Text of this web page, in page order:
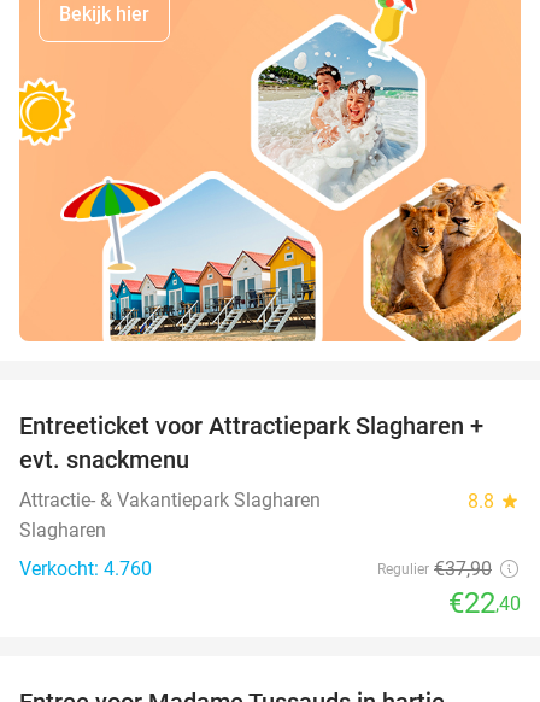
Bekijk hier
41%
Entreeticket voor Attractiepark Slagharen +
evt. snackmenu
Attractie- & Vakantiepark Slagharen 8.8 star
Slagharen
Verkocht: 4.760
Regulier €37,90
€22,40